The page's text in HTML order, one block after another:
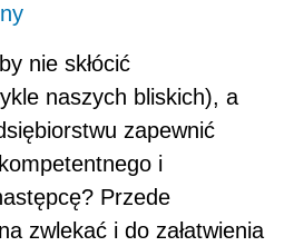
nie skłócić
naszych bliskich), a
zapewnić
i
Przede
zwlekać i do załatwienia